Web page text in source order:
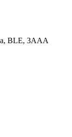
BLE, 3AAA